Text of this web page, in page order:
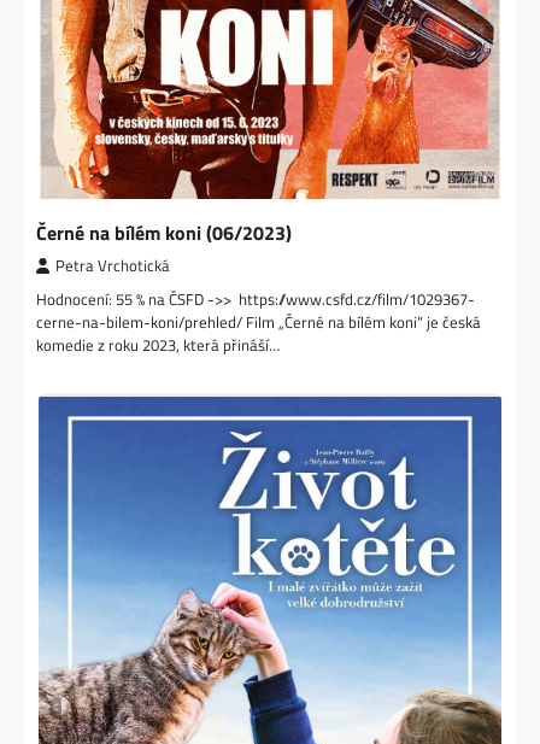
Černé na bílém koni (06/2023)
Petra Vrchotická
Hodnocení: 55 % na ČSFD ->> https://www.csfd.cz/film/1029367-
cerne-na-bilem-koni/prehled/ Film „Černé na bílém koni“ je česká
komedie z roku 2023, která přináší…